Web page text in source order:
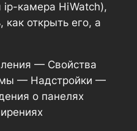
ip-камера HiWatch),
как открыть его, а
— Свойства
— Надстройки —
о панелях